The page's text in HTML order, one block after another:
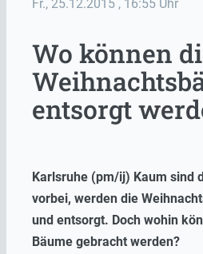
Fr., 25.12.2015 , 16:55 Uhr
Wo können
entsorgt
Karlsruhe (pm/ij) Kaum sind
vorbei, werden die
und entsorgt. Doch wohin
Bäume gebracht werden?